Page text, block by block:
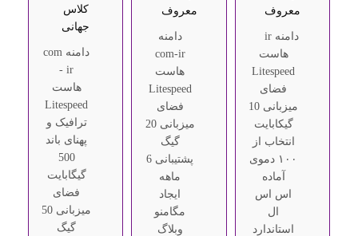
معروف
دامنه ir
هاست
Litespeed
فضای
میزبانی 10
گیکابایت
انتخاب از
۱۰۰ دموی
آماده
اس اس
ال
استاندارد
معروف
دامنه
com-ir
هاست
Litespeed
فضای
میزبانی 20
گیگ
پشتیبانی 6
ماهه
ایجاد
مگامنو
وبلاگ
کلاس
جهانی
دامنه com
- ir
هاست
Litespeed
ترافیک و
پهنای باند
500
گیگابایت
فضای
میزبانی 50
گیگ